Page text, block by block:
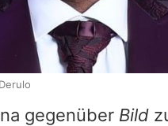
gegenüber Bild